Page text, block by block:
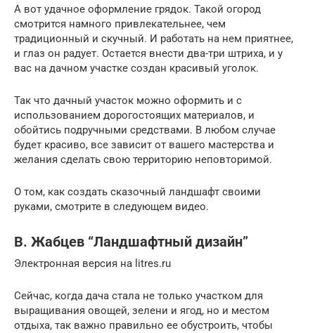
А вот удачное оформление грядок. Такой огород
смотрится намного привлекательнее, чем
традиционный и скучный. И работать на нем приятнее,
и глаз он радует. Остается внести два-три штриха, и у
вас на дачном участке создан красивый уголок.
Так что дачный участок можно оформить и с
использованием дорогостоящих материалов, и
обойтись подручными средствами. В любом случае
будет красиво, все зависит от вашего мастерства и
желания сделать свою территорию неповторимой.
О том, как создать сказочный ландшафт своими
руками, смотрите в следующем видео.
В. Жабцев “Ландшафтный дизайн”
Электронная версия на litres.ru
Сейчас, когда дача стала не только участком для
выращивания овощей, зелени и ягод, но и местом
отдыха, так важно правильно ее обустроить, чтобы